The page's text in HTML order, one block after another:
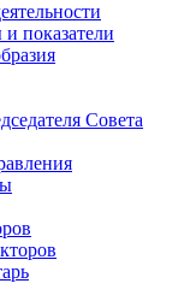
показатели
Совета